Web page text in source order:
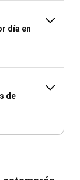
día en
de